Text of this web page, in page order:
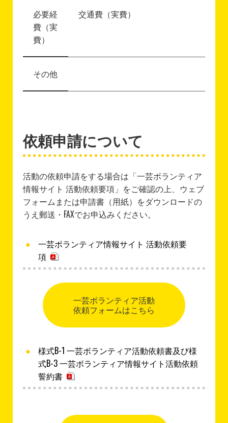
必要経
費（実
費）
交通費（実費）
その他
依頼申請について
活動の依頼申請をする場合は「一芸ボランティア
情報サイト 活動依頼要項」をご確認の上、ウェブ
フォームまたは申請書（用紙）をダウンロードの
うえ郵送・FAXでお申込みください。
一芸ボランティア情報サイト 活動依頼要
項
一芸ボランティア活動
依頼フォームはこちら
様式B-1 一芸ボランティア活動依頼書及び様
式B-3 一芸ボランティア情報サイト活動依頼
誓約書